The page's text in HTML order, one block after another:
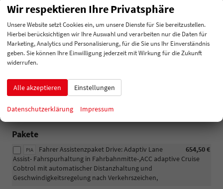
Elektromechanische Servolenkung
Start-Stopp-Funktion und Bremsenergierückgewinnung
vorhanden
Sonstiges
Werksgarantie 4 Jahre oder 60.000 km Laufleistung
Optionale Extras
Pakete
PIA 654,50 €
Fahrer Assistenzpaket Drive: Adaptiv Lane
Assist- Fahrspurhaltung in Fahrbahnmitte-,ACC adaptive Cruise
Cobtrol mit automatischer Distanzhaltung und
Geschwindigkeitsregelung nach Verkehrszeichen,
Wir respektieren Ihre Privatsphäre
Unsere Website setzt Cookies ein, um unsere Dienste für Sie bereitzustellen.
Hierbei berücksichtigen wir Ihre Auswahl und verarbeiten nur die Daten für
Marketing, Analytics und Personalisierung, für die Sie uns Ihr Einverständnis
geben. Sie können Ihre Einwilligung jederzeit mit Wirkung für die Zukunft
widerrufen.
Alle akzeptieren Einstellungen
Datenschutzerklärung Impressum